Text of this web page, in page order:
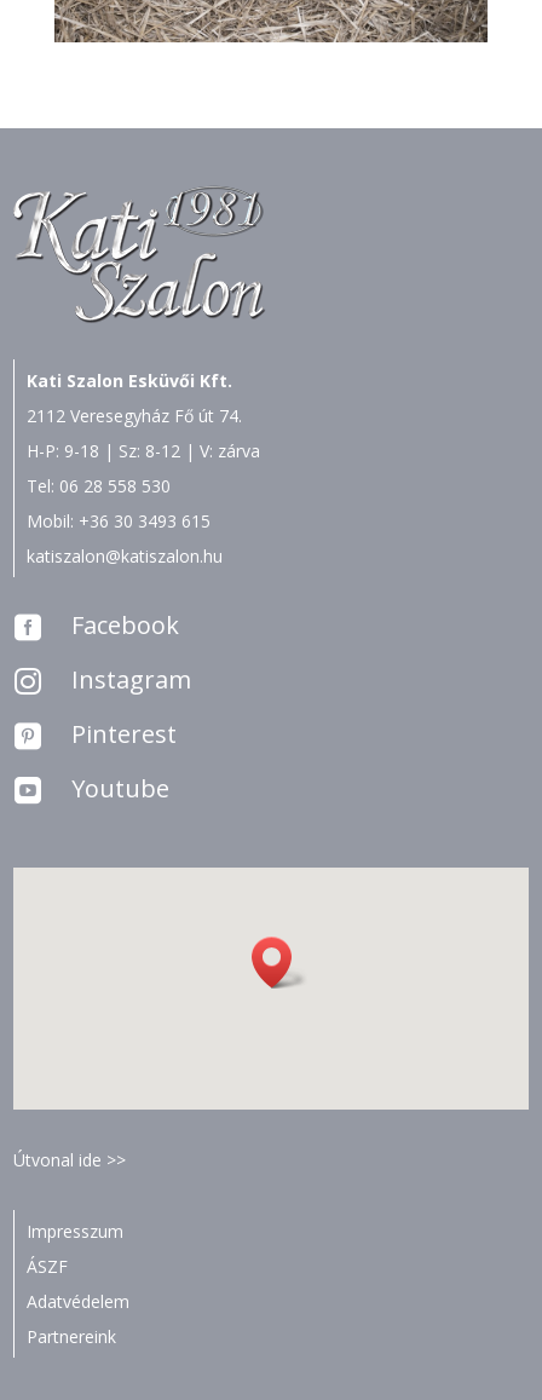
Kati Szalon Esküvői Kft.
2112 Veresegyház Fő út 74.
H-P: 9-18 | Sz: 8-12 | V: zárva
Tel: 06 28 558 530
Mobil: +36 30 3493 615
katiszalon@katiszalon.hu
 Facebook
 Instagram
 Pinterest
 Youtube
Útvonal ide >>
Impresszum
ÁSZF
Adatvédelem
Partnereink